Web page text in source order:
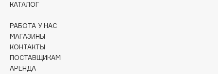
Curaprox
D
d'Alba
КАТАЛОГ
РАБОТА У НАС
МАГАЗИНЫ
КОНТАКТЫ
ПОСТАВЩИКАМ
АРЕНДА